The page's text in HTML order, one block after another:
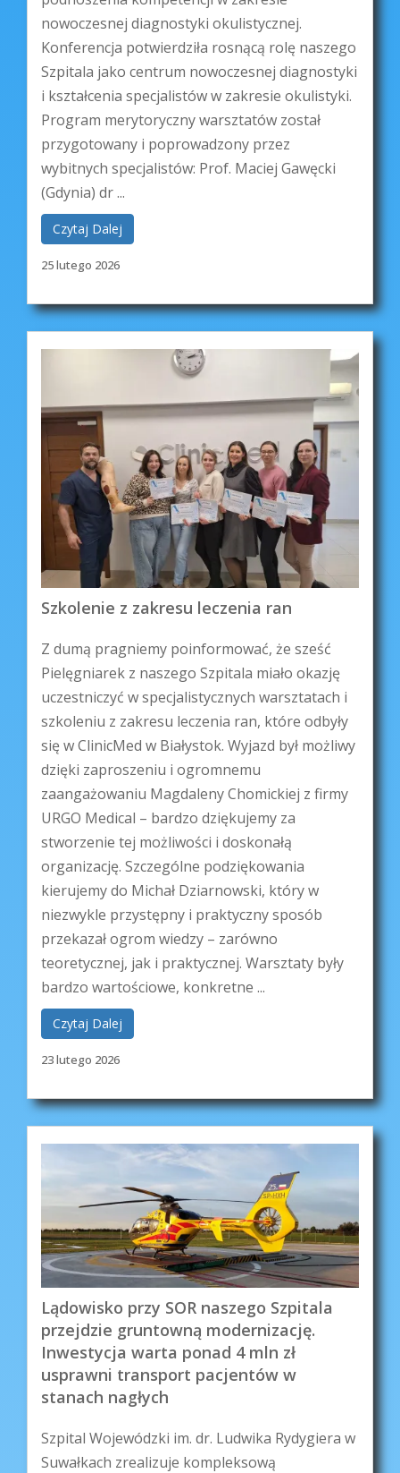
nowoczesnej diagnostyki okulistycznej.
Konferencja potwierdziła rosnącą rolę naszego
Szpitala jako centrum nowoczesnej diagnostyki
i kształcenia specjalistów w zakresie okulistyki.
Program merytoryczny warsztatów został
przygotowany i poprowadzony przez
wybitnych specjalistów: Prof. Maciej Gawęcki
(Gdynia) dr ...
Czytaj Dalej
25 lutego 2026
Szkolenie z zakresu leczenia ran
Z dumą pragniemy poinformować, że sześć
Pielęgniarek z naszego Szpitala miało okazję
uczestniczyć w specjalistycznych warsztatach i
szkoleniu z zakresu leczenia ran, które odbyły
się w ClinicMed w Białystok. Wyjazd był możliwy
dzięki zaproszeniu i ogromnemu
zaangażowaniu Magdaleny Chomickiej z firmy
URGO Medical – bardzo dziękujemy za
stworzenie tej możliwości i doskonałą
organizację. Szczególne podziękowania
kierujemy do Michał Dziarnowski, który w
niezwykle przystępny i praktyczny sposób
przekazał ogrom wiedzy – zarówno
teoretycznej, jak i praktycznej. Warsztaty były
bardzo wartościowe, konkretne ...
Czytaj Dalej
23 lutego 2026
Lądowisko przy SOR naszego Szpitala
przejdzie gruntowną modernizację.
Inwestycja warta ponad 4 mln zł
usprawni transport pacjentów w
stanach nagłych
Szpital Wojewódzki im. dr. Ludwika Rydygiera w
Suwałkach zrealizuje kompleksową